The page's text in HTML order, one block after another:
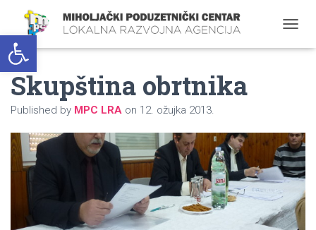
Open toolbar
O
V
I
G
A
I
O
Skupština obrtnika
Published by MPC LRA on 12. ožujka 2013.